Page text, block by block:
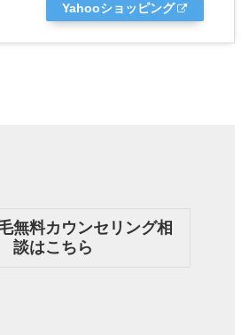
Yahooショッピング
無料カウンセリング相
談はこちら